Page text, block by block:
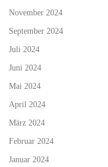
November 2024
September 2024
Juli 2024
Juni 2024
Mai 2024
April 2024
März 2024
Februar 2024
Januar 2024